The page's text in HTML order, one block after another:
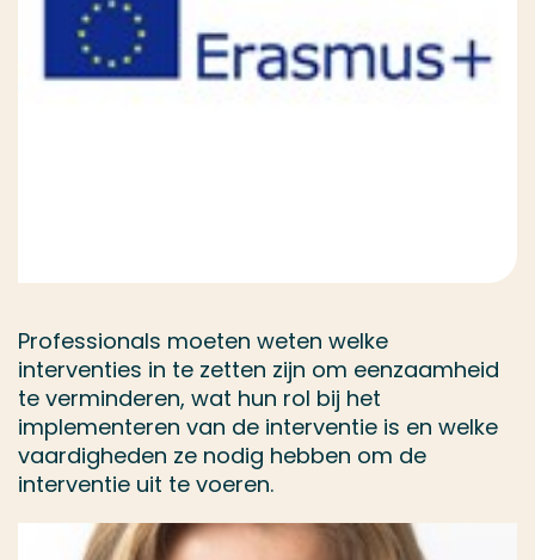
Professionals moeten weten welke
interventies in te zetten zijn om eenzaamheid
te verminderen, wat hun rol bij het
implementeren van de interventie is en welke
vaardigheden ze nodig hebben om de
interventie uit te voeren.